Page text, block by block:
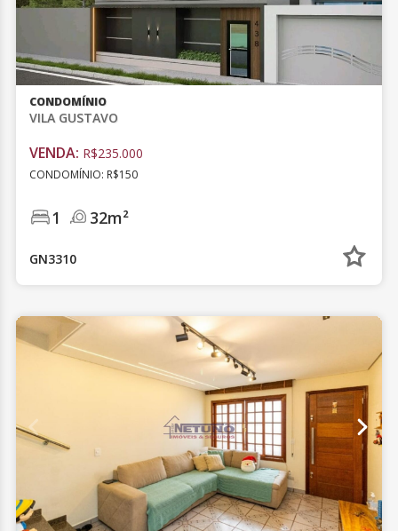
CONDOMÍNIO
VILA GUSTAVO
VENDA: R$235.000
CONDOMÍNIO: R$150
1 32m²
GN3310